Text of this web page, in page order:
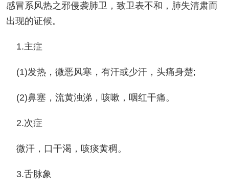
感冒系风热之邪侵袭肺卫，致卫表不和，肺失清肃而
出现的证候。
1.主症
(1)发热，微恶风寒，有汗或少汗，头痛身楚;
(2)鼻塞，流黄浊涕，咳嗽，咽红干痛。
2.次症
微汗，口干渴，咳痰黄稠。
3.舌脉象